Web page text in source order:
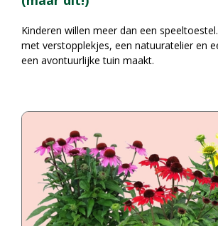
Kinderen willen meer dan een
met verstopplekjes, een natuuratelier en
een avontuurlijke tuin maakt.